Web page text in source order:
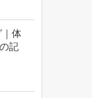
｜体
記